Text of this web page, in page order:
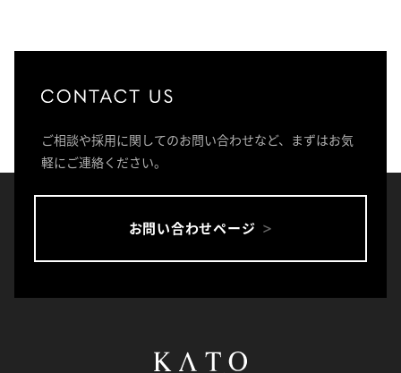
ご相談や採用に関してのお問い合わせなど、まずはお気
軽にご連絡ください。
お問い合わせページ